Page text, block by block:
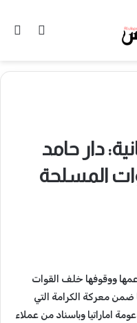
دار حامد
المسلحة
ووقوفها خلف القوات
ضمن معركة الكرامة التي
اماراتيا وباسناد من عملاء